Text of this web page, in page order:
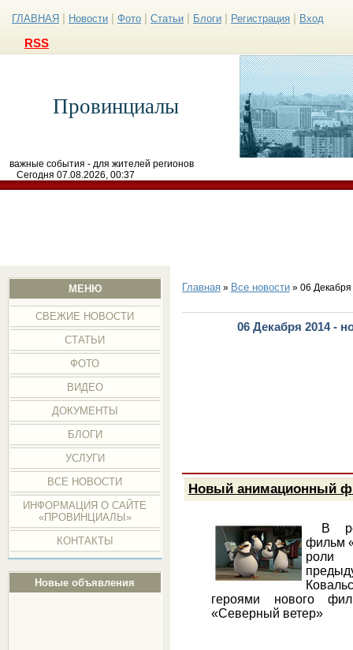
ГЛАВНАЯ Новости Фото Статьи Блоги Регистрация Вход
RSS
Провинциалы
важные события - для жителей регионов
Сегодня 07.08.2026, 00:37
МЕНЮ
СВЕЖИЕ НОВОСТИ
СТАТЬИ
ФОТО
ВИДЕО
ДОКУМЕНТЫ
БЛОГИ
УСЛУГИ
ВСЕ НОВОСТИ
ИНФОРМАЦИЯ О САЙТЕ
«ПРОВИНЦИАЛЫ»
КОНТАКТЫ
Новые объявления
Главная» Все новости» 06 Декабря
06 Декабря 2014 -
Новый анимационный
В
фильм
роли
героями нового
«Северный ветер»